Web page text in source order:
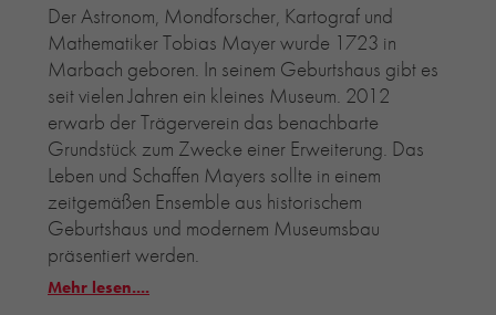
Der Astronom, Mondforscher, Kartograf und
Mathematiker Tobias Mayer wurde 1723 in
Marbach geboren. In seinem Geburtshaus gibt es
seit vielen Jahren ein kleines Museum. 2012
erwarb der Trägerverein das benachbarte
Grundstück zum Zwecke einer Erweiterung. Das
Leben und Schaffen Mayers sollte in einem
zeitgemäßen Ensemble aus historischem
Geburtshaus und modernem Museumsbau
präsentiert werden.
Mehr lesen....